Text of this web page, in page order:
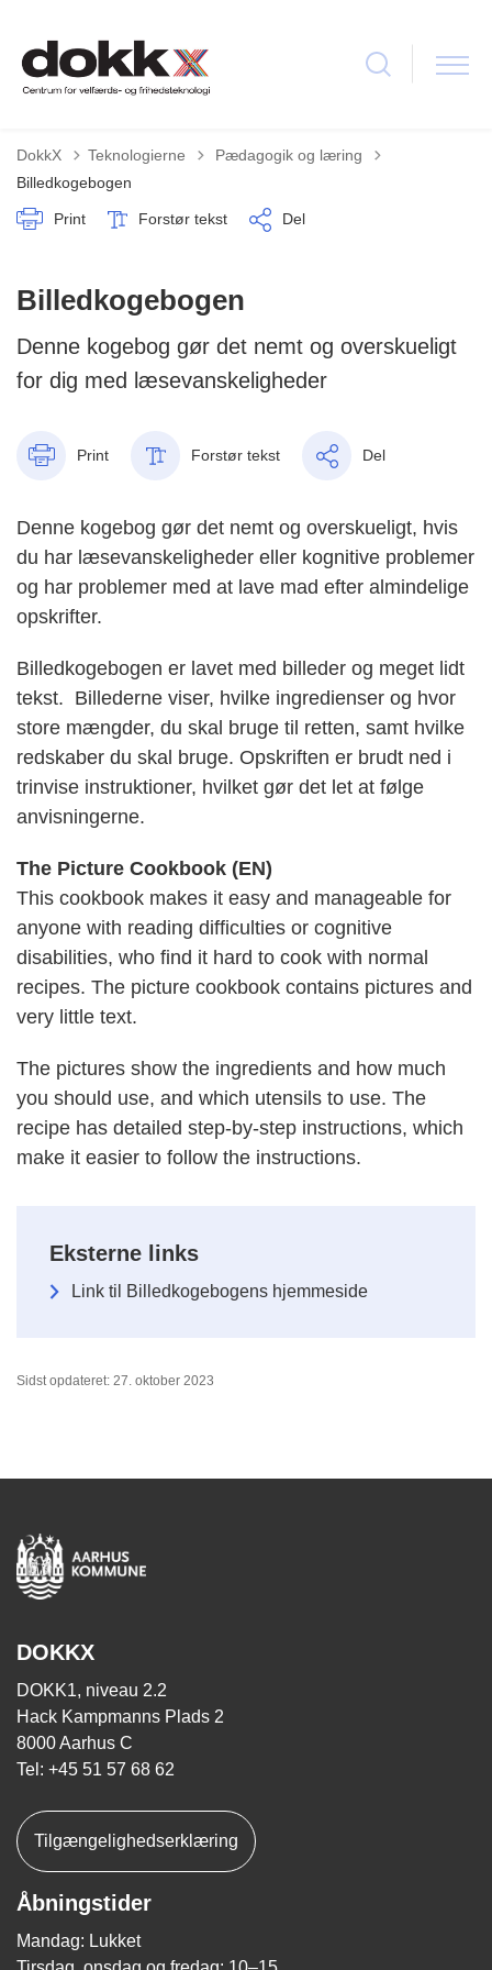
DokkX Teknologierne Tilbage til
Pædagogik og læring
Billedkogebogen
Print Forstør tekst Del
Billedkogebogen
Denne kogebog gør det nemt og overskueligt
for dig med læsevanskeligheder
Print Forstør tekst Del
Denne kogebog gør det nemt og overskueligt, hvis
du har læsevanskeligheder eller kognitive problemer
og har problemer med at lave mad efter almindelige
opskrifter.
Billedkogebogen er lavet med billeder og meget lidt
tekst. Billederne viser, hvilke ingredienser og hvor
store mængder, du skal bruge til retten, samt hvilke
redskaber du skal bruge. Opskriften er brudt ned i
trinvise instruktioner, hvilket gør det let at følge
anvisningerne.
The Picture Cookbook (EN)
This cookbook makes it easy and manageable for
anyone with reading difficulties or cognitive
disabilities, who find it hard to cook with normal
recipes. The picture cookbook contains pictures and
very little text.
The pictures show the ingredients and how much
you should use, and which utensils to use. The
recipe has detailed step-by-step instructions, which
make it easier to follow the instructions.
Eksterne links
Link til Billedkogebogens hjemmeside
Sidst opdateret: 27. oktober 2023
DOKKX
DOKK1, niveau 2.2
Hack Kampmanns Plads 2
8000 Aarhus C
Tel: +45 51 57 68 62
Tilgængelighedserklæring
Åbningstider
Mandag: Lukket